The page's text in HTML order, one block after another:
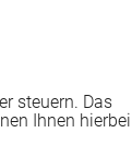
steuern. Das
Ihnen hierbei